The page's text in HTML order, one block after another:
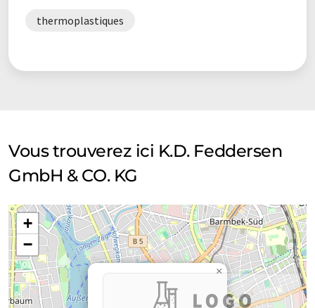
thermoplastiques
Vous trouverez ici K.D. Feddersen
GmbH & CO. KG
×
+
−